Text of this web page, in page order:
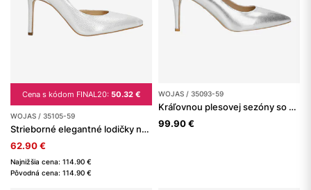
Cena s kódom FINAL20: 50.32 €
WOJAS / 35105-59
Strieborné elegantné lodičky na ihličkovom podpätku
62.90 €
Najnižšia cena: 114.90 €
Pôvodná cena: 114.90 €
WOJAS / 35093-59
Kráľovnou plesovej sezóny so striebornými lodičkami dámskymi
99.90 €